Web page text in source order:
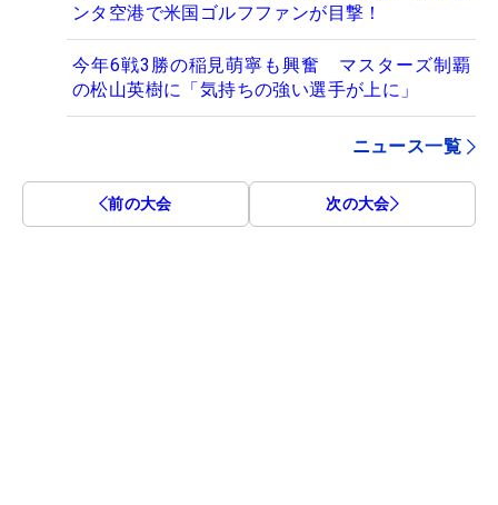
ンタ空港で米国ゴルフファンが目撃！
今年6戦3勝の稲見萌寧も興奮 マスターズ制覇
の松山英樹に「気持ちの強い選手が上に」
ニュース一覧
前の大会 次の大会